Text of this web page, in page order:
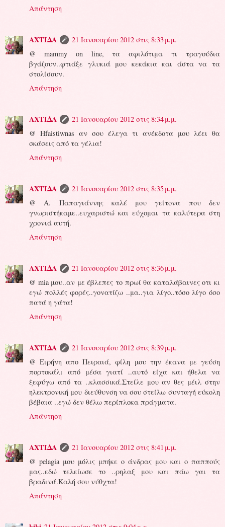
Απάντηση
ΑΧΤΙΔΑ
21 Ιανουαρίου 2012 στις 8:33 μ.μ.
@ mammy on line, τα αφιλότιμα τι τραγούδια
βγάζουν..φτιάξε γλυκιά μου κεκάκια και άστα να τα
στολίσουν.
Απάντηση
ΑΧΤΙΔΑ
21 Ιανουαρίου 2012 στις 8:34 μ.μ.
@ Hfaistiwnas αν σου έλεγα τι ανέκδοτα μου λέει θα
σκάσεις από τα γέλια!
Απάντηση
ΑΧΤΙΔΑ
21 Ιανουαρίου 2012 στις 8:35 μ.μ.
@ Α. Παπαγιάννης καλέ μου γείτονα που δεν
γνωριστήκαμε..ευχαριστώ και εύχομαι τα καλύτερα στη
χρονιά αυτή.
Απάντηση
ΑΧΤΙΔΑ
21 Ιανουαρίου 2012 στις 8:36 μ.μ.
@ mia μου..αν με έβλεπες το πρωί θα καταλάβαινες οτι κι
εγώ πολλές φορές..γονατίζω ..μα..για λίγο..τόσο λίγο όσο
πατά η γάτα!
Απάντηση
ΑΧΤΙΔΑ
21 Ιανουαρίου 2012 στις 8:39 μ.μ.
@ Ειρήνη απο Πειραιά, φίλη μου την έκανα με γεύση
πορτοκάλι από μέσα γιατί ..αυτό είχα και ήθελα να
ξεφύγω από τα ..κλασσικά.Στείλε μου αν θες μέιλ στην
ηλεκτρονική μου διεύθυνση να σου στείλω συνταγή εύκολη
βέβαια ..εγώ δεν θέλω περίπλοκα πράγματα.
Απάντηση
ΑΧΤΙΔΑ
21 Ιανουαρίου 2012 στις 8:41 μ.μ.
@ pelagia μου μόλις μπήκε ο άνδρας μου και ο παππούς
μας..εδώ τελείωσε το ..ρηλαξ μου και πάω γαι τα
βραδινά.Καλή σου νύθχτα!
Απάντηση